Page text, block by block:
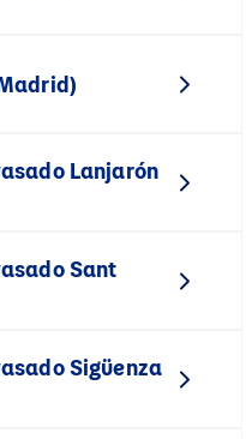
Lanjarón
Sant
Sigüenza